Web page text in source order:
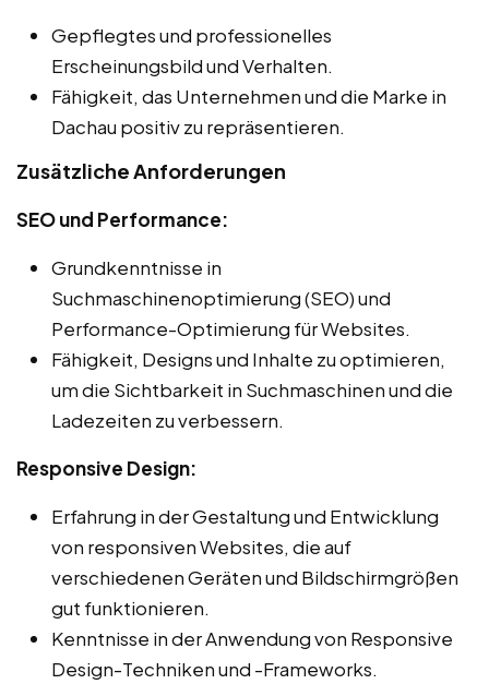
Gepflegtes und professionelles
Erscheinungsbild und Verhalten.
Fähigkeit, das Unternehmen und die Marke in
Dachau positiv zu repräsentieren.
Zusätzliche Anforderungen
SEO und Performance:
Grundkenntnisse in
Suchmaschinenoptimierung (SEO) und
Performance-Optimierung für Websites.
Fähigkeit, Designs und Inhalte zu optimieren,
um die Sichtbarkeit in Suchmaschinen und die
Ladezeiten zu verbessern.
Responsive Design:
Erfahrung in der Gestaltung und Entwicklung
von responsiven Websites, die auf
verschiedenen Geräten und Bildschirmgrößen
gut funktionieren.
Kenntnisse in der Anwendung von Responsive
Design-Techniken und -Frameworks.